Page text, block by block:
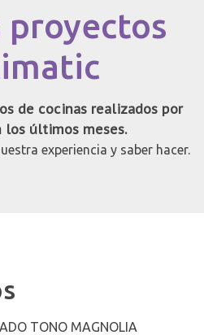
de cocinas realizados por
los últimos meses.
experiencia y saber hacer.
TONO MAGNOLIA